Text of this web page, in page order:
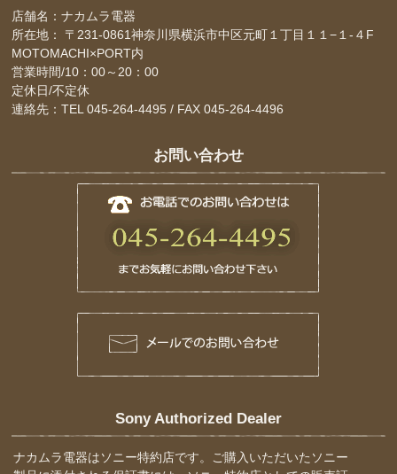
店舗名：ナカムラ電器
所在地： 〒231-0861神奈川県横浜市中区元町１丁目１１−１-４F
MOTOMACHI×PORT内
営業時間/10：00～20：00
定休日/不定休
連絡先：TEL 045-264-4495 / FAX 045-264-4496
お問い合わせ
Sony Authorized Dealer
ナカムラ電器はソニー特約店です。ご購入いただいたソニー